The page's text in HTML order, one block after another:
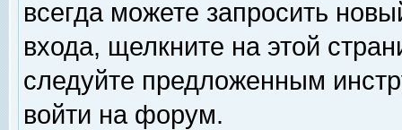
всегда можете запросить
входа, щелкните на этой
следуйте предложенным
войти на форум.